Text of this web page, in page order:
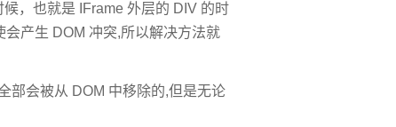
，也就是 IFrame 外层的 DIV 的时
产生 DOM 冲突,所以解决方法就
部会被从 DOM 中移除的,但是无论